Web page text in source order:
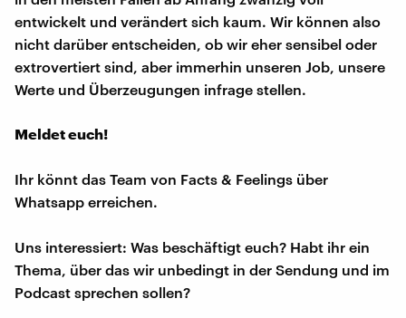
entwickelt und verändert sich kaum. Wir können also
nicht darüber entscheiden, ob wir eher sensibel oder
extrovertiert sind, aber immerhin unseren Job, unsere
Werte und Überzeugungen infrage stellen.
Meldet euch!
Ihr könnt das Team von Facts & Feelings über
Whatsapp erreichen.
Uns interessiert: Was beschäftigt euch? Habt ihr ein
Thema, über das wir unbedingt in der Sendung und im
Podcast sprechen sollen?